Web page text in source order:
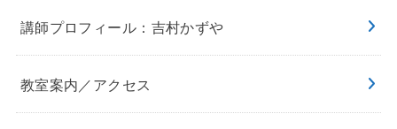
講師プロフィール：吉村かずや
教室案内／アクセス